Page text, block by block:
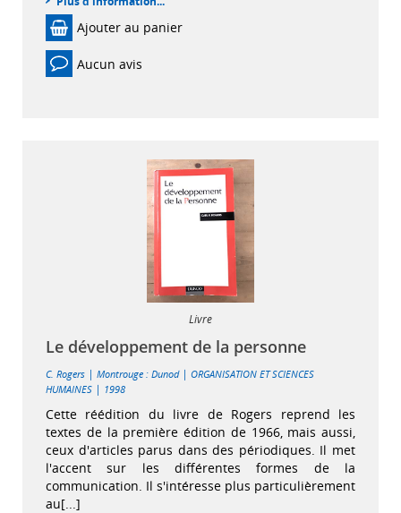
Ajouter au panier
Aucun avis
Livre
Le développement de la personne
C. Rogers | Montrouge : Dunod| ORGANISATION ET SCIENCES
HUMAINES | 1998
Cette réédition du livre de Rogers reprend les
textes de la première édition de 1966, mais aussi,
ceux d'articles parus dans des périodiques. Il met
l'accent sur les différentes formes de la
communication. Il s'intéresse plus particulièrement
au[...]